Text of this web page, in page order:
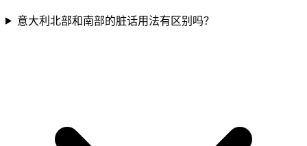
意大利北部和南部的脏话用法有区别吗？